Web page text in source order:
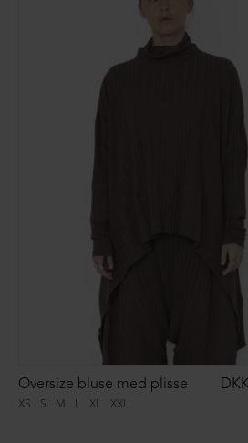
XS S M L XL XXL
Oversize bluse med plisse